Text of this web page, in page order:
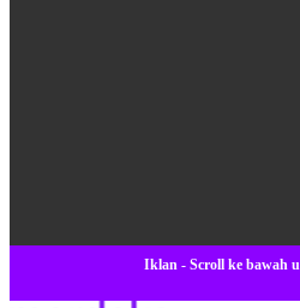
Iklan - Scroll ke bawah